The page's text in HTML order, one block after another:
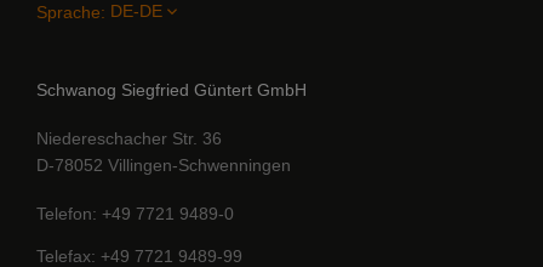
Sprache:
Schwanog Siegfried Güntert GmbH
Niedereschacher Str. 36
D-78052 Villingen-Schwenningen
Telefon +49 7721 9489-0
Telefax +49 7721 9489-99